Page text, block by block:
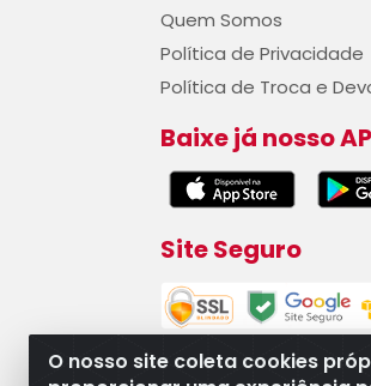
O nosso site coleta cookies
Quem Somos
Política de Privacidade
Política de Troca e
Baixe já nosso
Site Seguro